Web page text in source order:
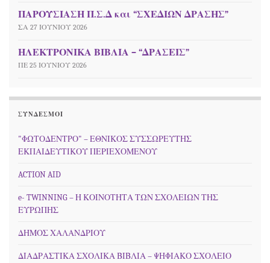
ΠΑΡΟΥΣΙΑΣΗ Π.Σ.Δ και “ΣΧΕΔΙΩΝ ΔΡΑΣΗΣ”
ΣΑ 27 ΙΟΥΝΊΟΥ 2026
ΗΛΕΚΤΡΟΝΙΚΑ ΒΙΒΛΙΑ – “ΔΡΑΣΕΙΣ”
ΠΕ 25 ΙΟΥΝΊΟΥ 2026
ΣΎΝΔΕΣΜΟΙ
"ΦΩΤΟΔΕΝΤΡΟ" – ΕΘΝΙΚΟΣ ΣΥΣΣΩΡΕΥΤΗΣ
ΕΚΠΑΙΔΕΥΤΙΚΟΥ ΠΕΡΙΕΧΟΜΕΝΟΥ
ACTION AID
e- TWINNING – Η ΚΟΙΝΟΤΗΤΑ ΤΩΝ ΣΧΟΛΕΙΩΝ ΤΗΣ
ΕΥΡΩΠΗΣ
ΔΗΜΟΣ ΧΑΛΑΝΔΡΙΟΥ
ΔΙΑΔΡΑΣΤΙΚΑ ΣΧΟΛΙΚΑ ΒΙΒΛΙΑ – ΨΗΦΙΑΚΟ ΣΧΟΛΕΙΟ